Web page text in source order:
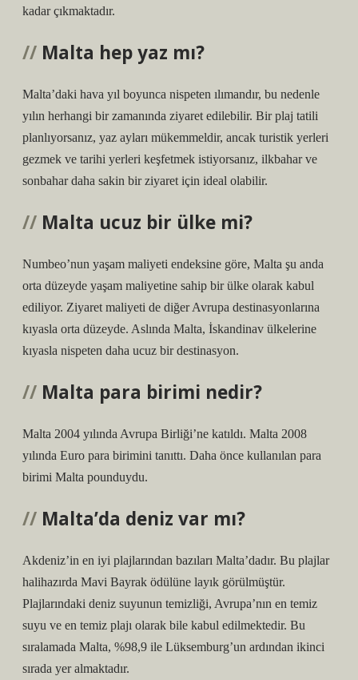
kadar çıkmaktadır.
Malta hep yaz mı?
Malta’daki hava yıl boyunca nispeten ılımandır, bu nedenle
yılın herhangi bir zamanında ziyaret edilebilir. Bir plaj tatili
planlıyorsanız, yaz ayları mükemmeldir, ancak turistik yerleri
gezmek ve tarihi yerleri keşfetmek istiyorsanız, ilkbahar ve
sonbahar daha sakin bir ziyaret için ideal olabilir.
Malta ucuz bir ülke mi?
Numbeo’nun yaşam maliyeti endeksine göre, Malta şu anda
orta düzeyde yaşam maliyetine sahip bir ülke olarak kabul
ediliyor. Ziyaret maliyeti de diğer Avrupa destinasyonlarına
kıyasla orta düzeyde. Aslında Malta, İskandinav ülkelerine
kıyasla nispeten daha ucuz bir destinasyon.
Malta para birimi nedir?
Malta 2004 yılında Avrupa Birliği’ne katıldı. Malta 2008
yılında Euro para birimini tanıttı. Daha önce kullanılan para
birimi Malta pounduydu.
Malta’da deniz var mı?
Akdeniz’in en iyi plajlarından bazıları Malta’dadır. Bu plajlar
halihazırda Mavi Bayrak ödülüne layık görülmüştür.
Plajlarındaki deniz suyunun temizliği, Avrupa’nın en temiz
suyu ve en temiz plajı olarak bile kabul edilmektedir. Bu
sıralamada Malta, %98,9 ile Lüksemburg’un ardından ikinci
sırada yer almaktadır.